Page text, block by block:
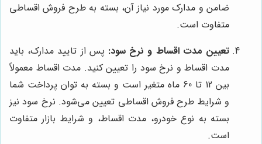
ضامن و مدارک مورد نیاز آن، بسته به طرح فروش اقساطی
متفاوت است.
تعیین مدت اقساط و نرخ سود: پس از تایید مدارک، باید
مدت اقساط و نرخ سود را تعیین کنید. مدت اقساط معمولاً
بین 12 تا 60 ماه متغیر است و بسته به توان پرداخت شما
و شرایط طرح فروش اقساطی تعیین می‌شود. نرخ سود نیز
بسته به نوع خودرو، مدت اقساط، و شرایط بازار متفاوت
است.